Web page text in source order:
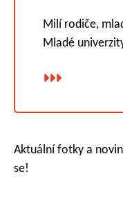
Milí rodiče,
Mladé
Aktuální fotky a
se!